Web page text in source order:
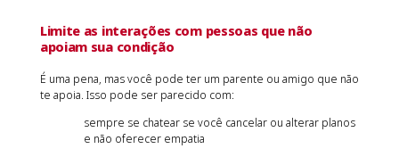
Limite as interações com pessoas que não
apoiam sua condição
É uma pena, mas você pode ter um parente ou amigo que não
te apoia. Isso pode ser parecido com:
sempre se chatear se você cancelar ou alterar planos
e não oferecer empatia